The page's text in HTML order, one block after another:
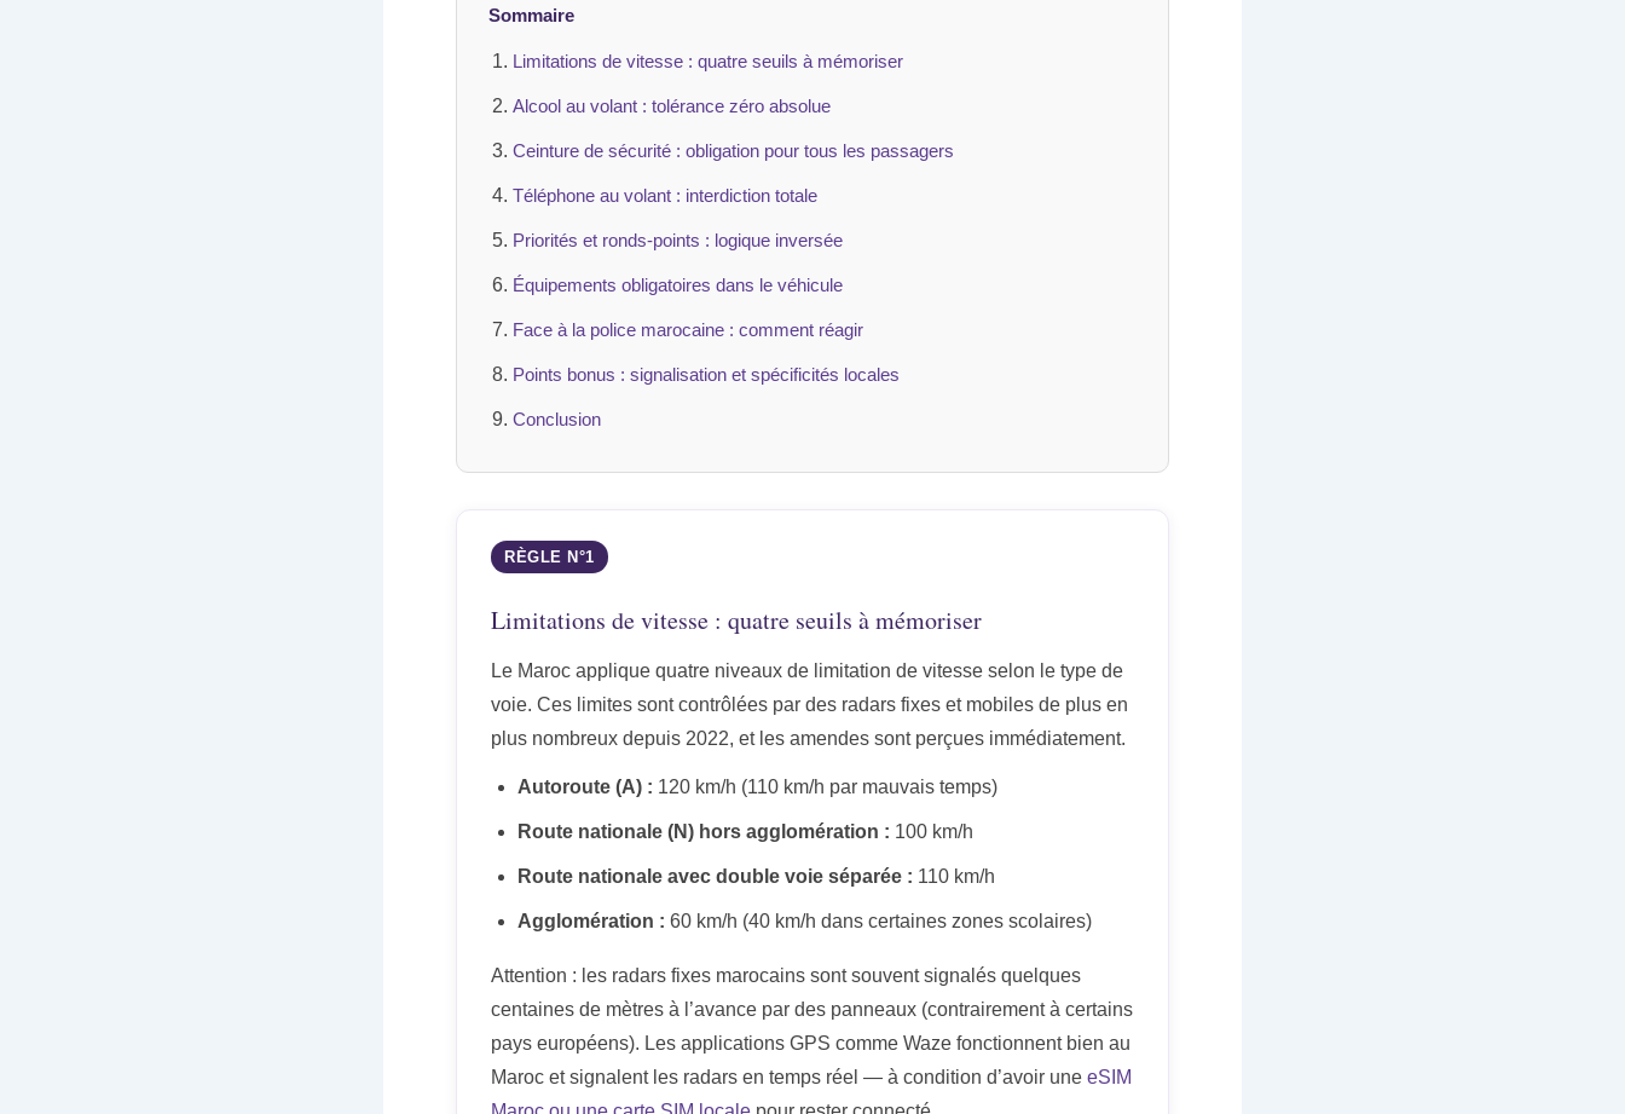
Sommaire
Limitations de vitesse : quatre seuils à mémoriser
Alcool au volant : tolérance zéro absolue
Ceinture de sécurité : obligation pour tous les passagers
Téléphone au volant : interdiction totale
Priorités et ronds-points : logique inversée
Équipements obligatoires dans le véhicule
Face à la police marocaine : comment réagir
Points bonus : signalisation et spécificités locales
Conclusion
RÈGLE N°1
Limitations de vitesse : quatre seuils à mémoriser
Le Maroc applique quatre niveaux de limitation de vitesse selon le type de
voie. Ces limites sont contrôlées par des radars fixes et mobiles de plus en
plus nombreux depuis 2022, et les amendes sont perçues immédiatement.
Autoroute (A) : 120 km/h (110 km/h par mauvais temps)
Route nationale (N) hors agglomération : 100 km/h
Route nationale avec double voie séparée : 110 km/h
Agglomération : 60 km/h (40 km/h dans certaines zones scolaires)
Attention : les radars fixes marocains sont souvent signalés quelques
centaines de mètres à l’avance par des panneaux (contrairement à certains
pays européens). Les applications GPS comme Waze fonctionnent bien au
Maroc et signalent les radars en temps réel — à condition d’avoir une eSIM